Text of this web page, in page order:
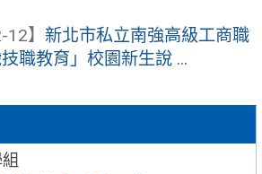
】 新北市私立南強高級工商職
職教育」校園新生說 ...